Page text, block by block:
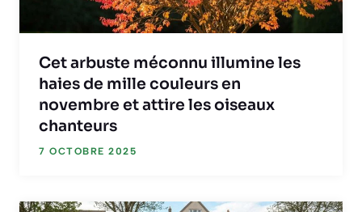
Cet arbuste méconnu illumine les
haies de mille couleurs en
novembre et attire les oiseaux
chanteurs
7 OCTOBRE 2025